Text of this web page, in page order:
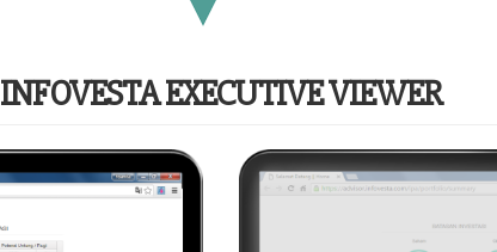
INFOVESTA EXECUTIVE VIEWER